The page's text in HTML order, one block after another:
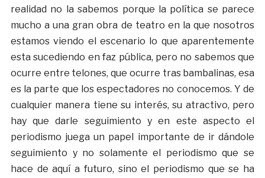
realidad no la sabemos porque la política se parece
mucho a una gran obra de teatro en la que nosotros
estamos viendo el escenario lo que aparentemente
esta sucediendo en faz pública, pero no sabemos que
ocurre entre telones, que ocurre tras bambalinas, esa
es la parte que los espectadores no conocemos. Y de
cualquier manera tiene su interés, su atractivo, pero
hay que darle seguimiento y en este aspecto el
periodismo juega un papel importante de ir dándole
seguimiento y no solamente el periodismo que se
hace de aquí a futuro, sino el periodismo que se ha